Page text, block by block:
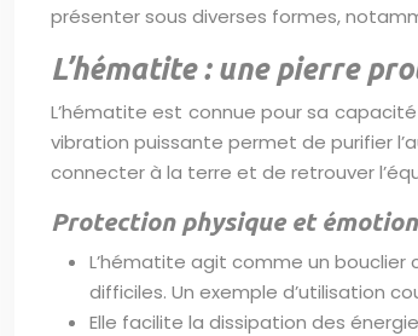
présenter sous diverses formes,
L’hématite : une pierre
L’hématite est connue pour sa
vibration puissante permet de purifier
connecter à la terre et de retrouver
Protection physique et
L’hématite agit comme un
difficiles. Un exemple d’utilisation
Elle facilite la dissipation des